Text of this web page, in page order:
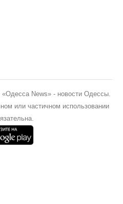
«Одесса News» - новости Одессы.
или частичном использовании